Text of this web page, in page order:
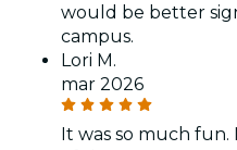
would be better
campus.
Lori M.
mar 2026
It was so much fun.